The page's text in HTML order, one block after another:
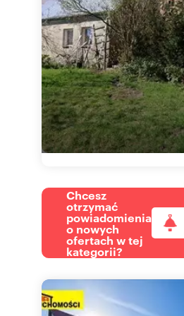
Chcesz
otrzymać
powiadomienia
o nowych
ofertach w tej
kategorii?